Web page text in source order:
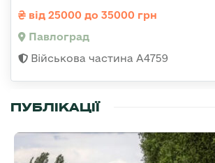
від 25000 до 35000 грн
Павлоград
Військова частина А4759
ПУБЛІКАЦІЇ